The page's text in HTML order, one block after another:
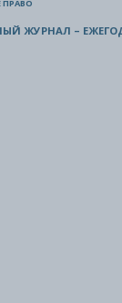
ПРАВО
ЖУРНАЛ –